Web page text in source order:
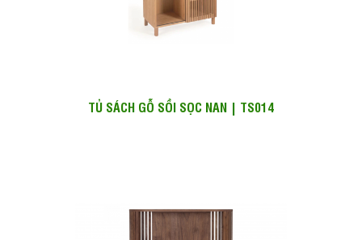
TỦ SÁCH GỖ SỒI SỌC NAN | TS014